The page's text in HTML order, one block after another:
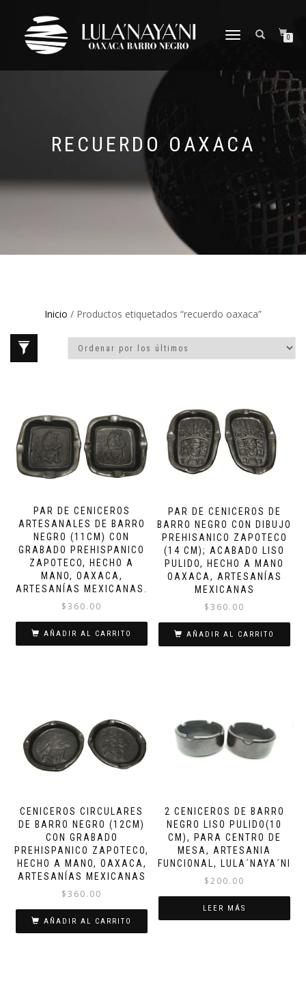
CAMBIAR
0
RECUERDO OAXACA
Inicio / Productos etiquetados “recuerdo oaxaca”
PAR DE CENICEROS
ARTESANALES DE BARRO
NEGRO (11CM) CON
GRABADO PREHISPANICO
ZAPOTECO, HECHO A
MANO, OAXACA,
ARTESANÍAS MEXICANAS.
$360.00
AÑADIR AL CARRITO
PAR DE CENICEROS DE
BARRO NEGRO CON DIBUJO
PREHISANICO ZAPOTECO
(14 CM); ACABADO LISO
PULIDO, HECHO A MANO
OAXACA, ARTESANÍAS
MEXICANAS
$360.00
AÑADIR AL CARRITO
CENICEROS CIRCULARES
DE BARRO NEGRO (12CM)
CON GRABADO
PREHISPANICO ZAPOTECO,
HECHO A MANO, OAXACA,
ARTESANÍAS MEXICANAS
$360.00
AÑADIR AL CARRITO
2 CENICEROS DE BARRO
NEGRO LISO PULIDO(10
CM), PARA CENTRO DE
MESA, ARTESANIA
FUNCIONAL, LULA´NAYA´NI
$200.00
LEER MÁS